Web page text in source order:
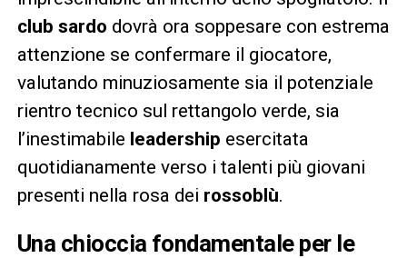
club sardo dovrà ora soppesare con estrema
attenzione se confermare il giocatore,
valutando minuziosamente sia il potenziale
rientro tecnico sul rettangolo verde, sia
l’inestimabile leadership esercitata
quotidianamente verso i talenti più giovani
presenti nella rosa dei rossoblù.
Una chioccia fondamentale per le